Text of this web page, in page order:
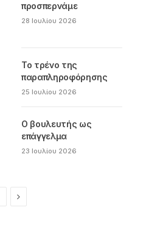
προσπερνάμε
28 Ιουλίου 2026
Το τρένο της
παραπληροφόρησης
25 Ιουλίου 2026
Ο βουλευτής ως
επάγγελμα
23 Ιουλίου 2026
Next